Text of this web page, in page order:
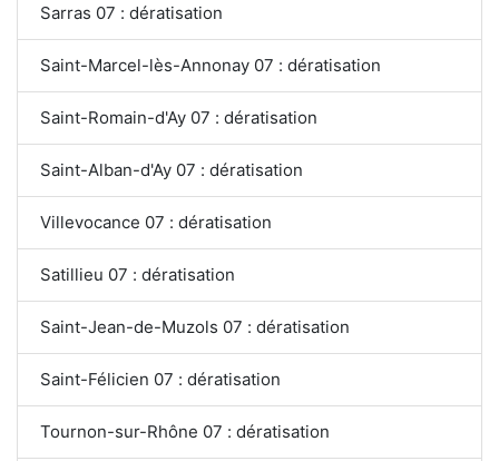
Sarras 07 : dératisation
Saint-Marcel-lès-Annonay 07 : dératisation
Saint-Romain-d'Ay 07 : dératisation
Saint-Alban-d'Ay 07 : dératisation
Villevocance 07 : dératisation
Satillieu 07 : dératisation
Saint-Jean-de-Muzols 07 : dératisation
Saint-Félicien 07 : dératisation
Tournon-sur-Rhône 07 : dératisation